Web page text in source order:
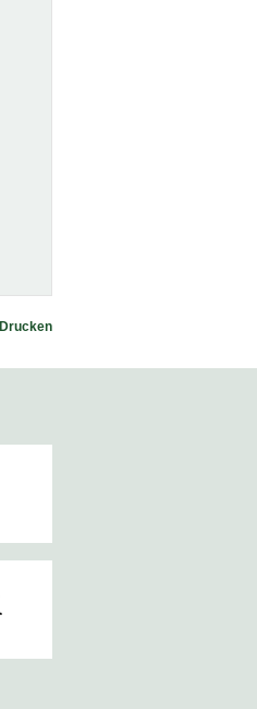
Drucken